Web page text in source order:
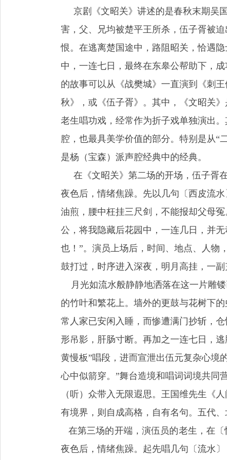
京剧《文昭关》讲述的是春秋末期吴
害，父、兄均被楚平王所杀，伍子胥被
恨。在逃离楚国途中，路阻昭关，恰遇
中，一连七日，最终在东皋公帮助下，
的故事可以从《战樊城》一直演到《刺
秋》，或《伍子胥》。其中，《文昭关
老生唱功戏，经常作为折子戏单独演出
腔，也最具美学价值的部分。特别是从“
是杨（宝森）派声腔经典中的经典。
在《文昭关》第二场的开场，伍子胥
夜色后，情绪焦躁。先以几句〔西皮流
油煎，腰中枉挂三尺剑，不能报却父母
公，将我隐藏后花园中，一连几日，并
也！”。演员上场后，时间、地点、人物
鼓打过，时序进入深夜，明月高挂，一
月光如流水般静静地洒落在这一片雕
的竹叶和繁花上。墙外的更鼓与花树下
常人家已安闲入睡，而惨遭满门抄斩，
形吊影，肝肠寸断。再加之一连七日，
黄慢板”唱段，进而宣泄出伍元复杂心境
心中似箭穿。”舞台造境和唱词词境共同
（听）众带入无限遐思。王国维先生《
有境界，则自成高格，自有名句。五代
在第三场的开端，演伍员的老生，在
夜色后，情绪焦躁。起先唱几句〔流水